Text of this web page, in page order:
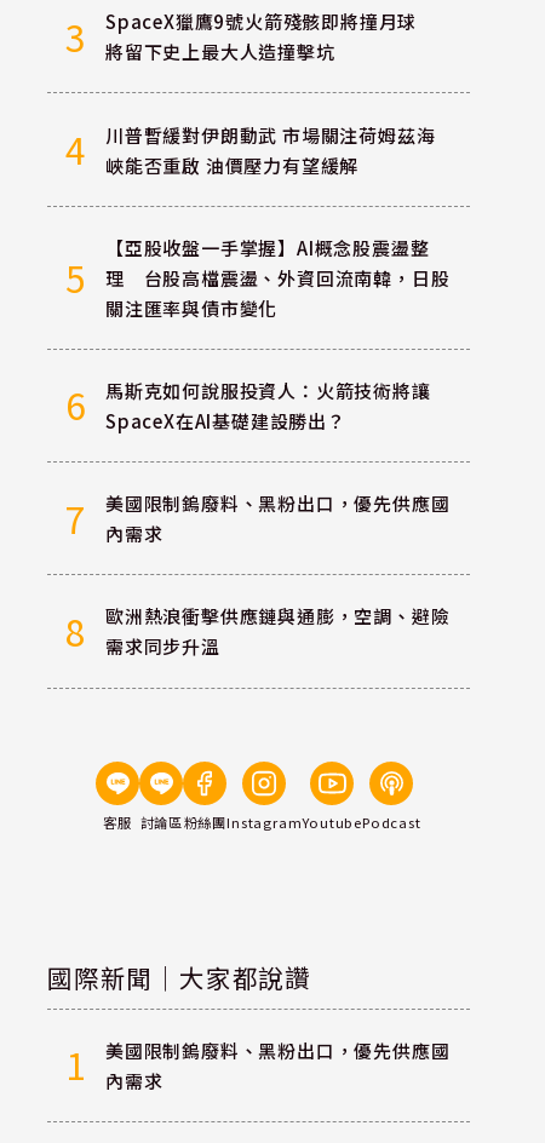
3
SpaceX獵鷹9號火箭殘骸即將撞月球
將留下史上最大人造撞擊坑
4
川普暫緩對伊朗動武 市場關注荷姆茲海
峽能否重啟 油價壓力有望緩解
5
【亞股收盤一手掌握】AI概念股震盪整
理 台股高檔震盪、外資回流南韓，日股
關注匯率與債市變化
6
馬斯克如何說服投資人：火箭技術將讓
SpaceX在AI基礎建設勝出？
7
美國限制鎢廢料、黑粉出口，優先供應國
內需求
8
歐洲熱浪衝擊供應鏈與通膨，空調、避險
需求同步升溫
客服 討論區粉絲團InstagramYoutubePodcast
國際新聞｜大家都說讚
1
美國限制鎢廢料、黑粉出口，優先供應國
內需求